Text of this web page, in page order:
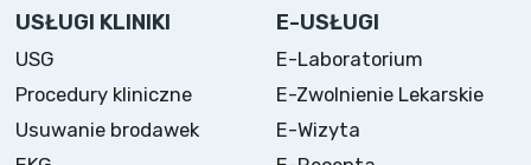
USŁUGI KLINIKI
USG
Procedury kliniczne
Usuwanie brodawek
E-USŁUGI
E-Laboratorium
E-Zwolnienie Lekarskie
E-Wizyta